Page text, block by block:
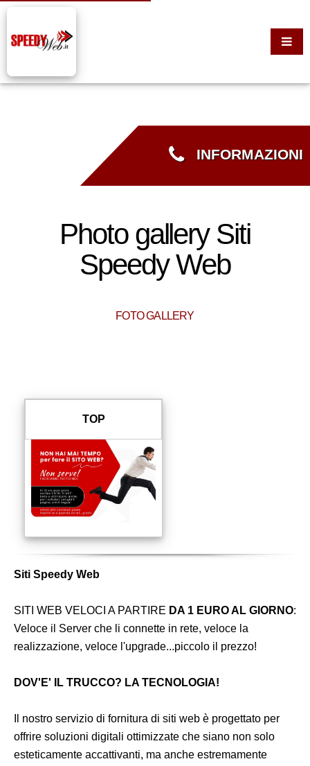
INFORMAZIONI
Photo gallery Siti
Speedy Web
FOTO GALLERY
TOP
Siti Speedy Web
SITI WEB VELOCI A PARTIRE DA 1 EURO AL GIORNO:
Veloce il Server che li connette in rete, veloce la
realizzazione, veloce l'upgrade...piccolo il prezzo!
DOV'E' IL TRUCCO? LA TECNOLOGIA!
Il nostro servizio di fornitura di siti web è progettato per
offrire soluzioni digitali ottimizzate che siano non solo
esteticamente accattivanti, ma anche estremamente